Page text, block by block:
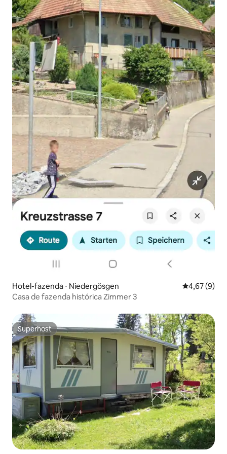
Hotel-fazenda ⋅ Niedergösgen 4,67 de uma
4,67 (9)
Casa de fazenda histórica Zimmer 3
Superhost
Superhost